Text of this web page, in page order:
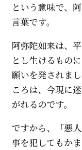
という意味で、
言葉です。
阿弥陀如来は、
とし生けるもの
願いを発されま
ころは、今現に
がれるのです。
ですから、「悪
事を犯してもか